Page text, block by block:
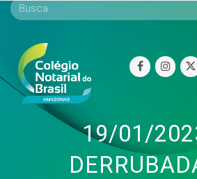
facebook
19/01/